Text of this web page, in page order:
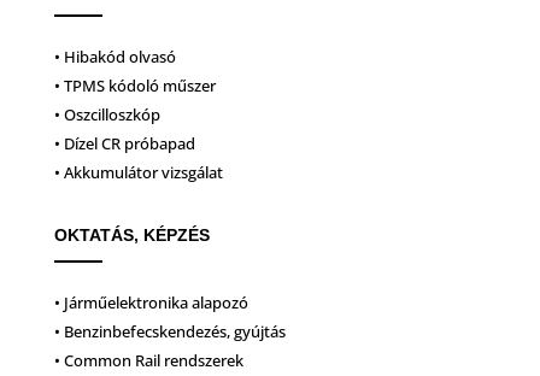
• Hibakód olvasó
• TPMS kódoló műszer
• Oszcilloszkóp
• Dízel CR próbapad
• Akkumulátor vizsgálat
OKTATÁS, KÉPZÉS
• Járműelektronika alapozó
• Benzinbefecskendezés, gyújtás
• Common Rail rendszerek